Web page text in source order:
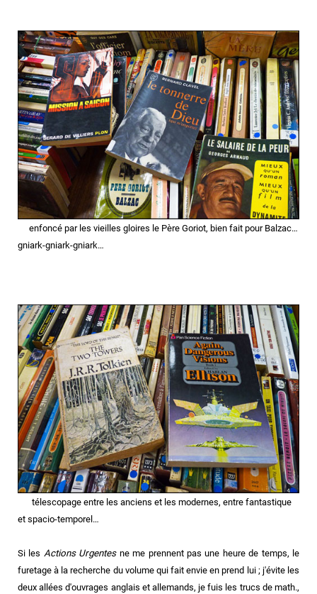
enfoncé par les vieilles gloires le Père Goriot, bien fait pour Balzac…
gniark-gniark-gniark…
télescopage entre les anciens et les modernes, entre fantastique
et spacio-temporel…
Si les Actions Urgentesne me prennent pas une heure de temps, le
furetage à la recherche du volume qui fait envie en prend lui ; j'évite les
deux allées d'ouvrages anglais et allemands, je fuis les trucs de math.,